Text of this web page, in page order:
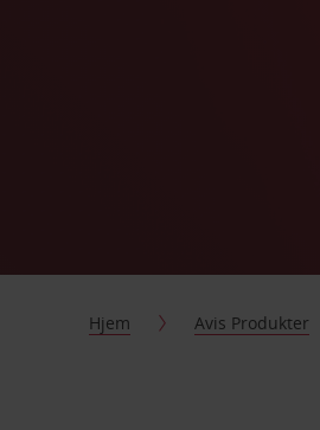
Hjem Avis Produkter